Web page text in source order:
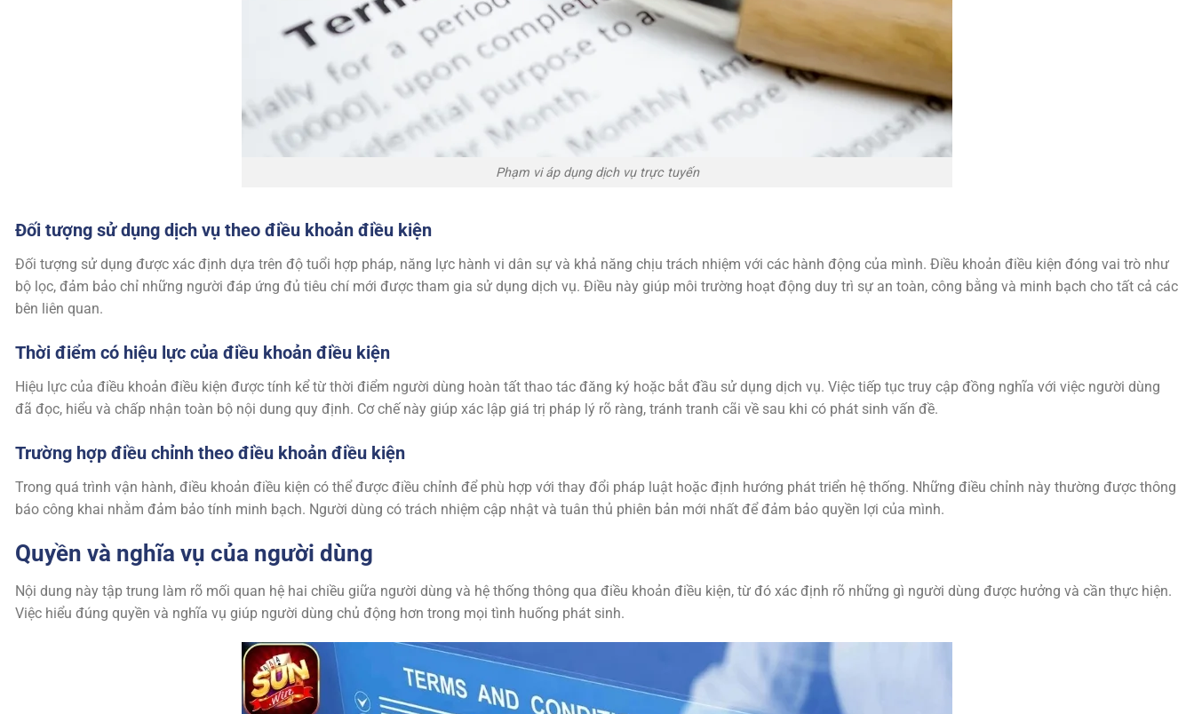
Phạm vi áp dụng dịch vụ trực tuyến
Đối tượng sử dụng dịch vụ theo điều khoản điều kiện
Đối tượng sử dụng được xác định dựa trên độ tuổi hợp pháp, năng lực hành vi dân sự và khả năng chịu trách nhiệm với các hành động của mình. Điều khoản điều kiện đóng vai trò như
bộ lọc, đảm bảo chỉ những người đáp ứng đủ tiêu chí mới được tham gia sử dụng dịch vụ. Điều này giúp môi trường hoạt động duy trì sự an toàn, công bằng và minh bạch cho tất cả các
bên liên quan.
Thời điểm có hiệu lực của điều khoản điều kiện
Hiệu lực của điều khoản điều kiện được tính kể từ thời điểm người dùng hoàn tất thao tác đăng ký hoặc bắt đầu sử dụng dịch vụ. Việc tiếp tục truy cập đồng nghĩa với việc người dùng
đã đọc, hiểu và chấp nhận toàn bộ nội dung quy định. Cơ chế này giúp xác lập giá trị pháp lý rõ ràng, tránh tranh cãi về sau khi có phát sinh vấn đề.
Trường hợp điều chỉnh theo điều khoản điều kiện
Trong quá trình vận hành, điều khoản điều kiện có thể được điều chỉnh để phù hợp với thay đổi pháp luật hoặc định hướng phát triển hệ thống. Những điều chỉnh này thường được thông
báo công khai nhằm đảm bảo tính minh bạch. Người dùng có trách nhiệm cập nhật và tuân thủ phiên bản mới nhất để đảm bảo quyền lợi của mình.
Quyền và nghĩa vụ của người dùng
Nội dung này tập trung làm rõ mối quan hệ hai chiều giữa người dùng và hệ thống thông qua điều khoản điều kiện, từ đó xác định rõ những gì người dùng được hưởng và cần thực hiện.
Việc hiểu đúng quyền và nghĩa vụ giúp người dùng chủ động hơn trong mọi tình huống phát sinh.